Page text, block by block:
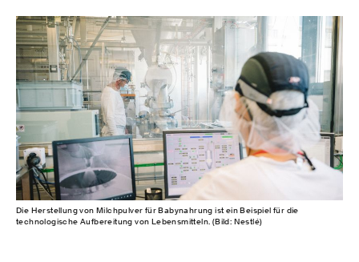
Die Herstellung von Milchpulver für Babynahrung ist ein Beispiel für die
technologische Aufbereitung von Lebensmitteln. (Bild: Nestlé)